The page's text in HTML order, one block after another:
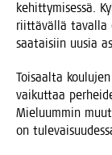
kehit­ty­mi­ses­sä.
riit­tä­väl­lä taval­la
saa­tai­siin uusia
Toi­saal­ta
vai­kut­taa
Mie­luum­min
on